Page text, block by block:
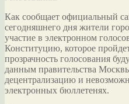
Как сообщает официальный
сегодняшнего дня жители
участие в электронном
Конституцию, которое
прозрачность голосования
данным правительства
децентрализацию и
электронных бюллетенях.